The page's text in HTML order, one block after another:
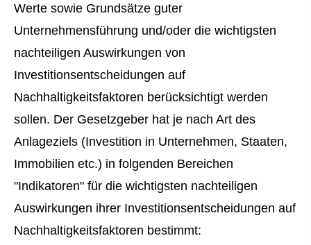
Werte sowie Grundsätze guter
Unternehmensführung und/oder die wichtigsten
nachteiligen Auswirkungen von
Investitionsentscheidungen auf
Nachhaltigkeitsfaktoren berücksichtigt werden
sollen. Der Gesetzgeber hat je nach Art des
Anlageziels (Investition in Unternehmen, Staaten,
Immobilien etc.) in folgenden Bereichen
"Indikatoren" für die wichtigsten nachteiligen
Auswirkungen ihrer Investitionsentscheidungen auf
Nachhaltigkeitsfaktoren bestimmt: